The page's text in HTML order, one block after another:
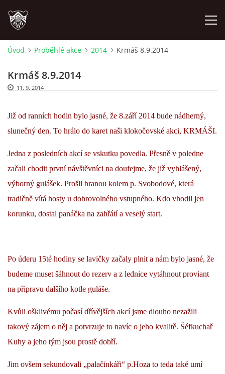
PLÁNOVANÉ AKCE
NOVINKY
FOTOALBUM
VIDEA
KONTAKTY
Úvod Proběhlé akce 2014 Krmáš 8.9.2014
Krmáš 8.9.2014
11. 9. 2014
Již od ranních hodin bylo jasné, že 8.září 2014 bude nádherný,
slunečný den. To hrálo do karet naši klokočovské akci, KRMÁŠI.
Jedna z posledních akcí se vskutku povedla. Přesně v poledne
začali chodit první návštěvníci na doufejme, že již vyhlášený,
výborný gulášek. Prošli branou kolem p. Svobodové, která
tradičně vítá hosty u dobrovolného vstupného. Kdo vhodil jen
korunku, dostal panáčka na zahřátí a veselý start.
Po úderu 15té hodiny se lavičky začaly plnit a nám bylo jasné, že
budeme muset šáhnout do rezerv a z lednice vytáhnout proviant
na přípravu dalšího kotle guláše.
Kvůli ošklivému počasí dřívějších akcí jsme dlouho nezažili
takový zájem o něj a potvrzuje to navíc o jeho kvalitě. Šéfkuchař
Kuhy a jeho tým jsou prostě dobří.
Jim ovšem sekundovali „palačinkáři“ p.Hoza to teda také umí